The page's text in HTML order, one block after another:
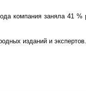
компания заняла 41 %
изданий и экспертов.